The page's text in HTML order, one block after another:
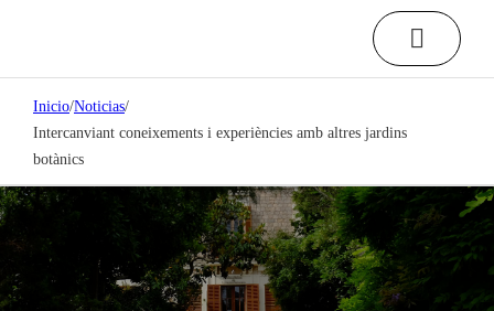
Inicio/Noticias/
Intercanviant coneixements i experiències amb altres jardins
botànics